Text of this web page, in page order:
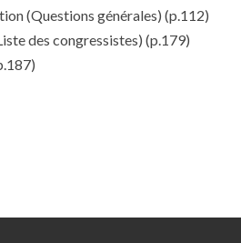
(Questions générales) (p.112)
des congressistes) (p.179)